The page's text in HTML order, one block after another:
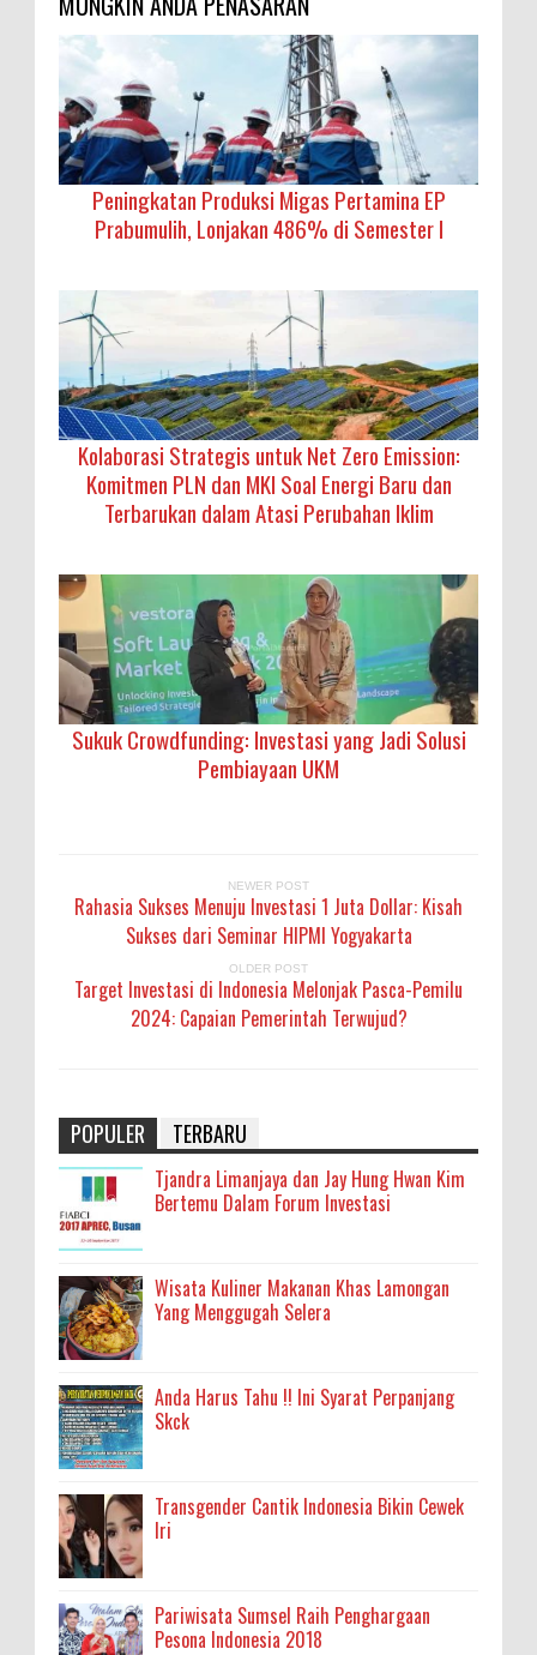
Peningkatan Produksi Migas Pertamina EP
Prabumulih, Lonjakan 486% di Semester I
Kolaborasi Strategis untuk Net Zero Emission:
Komitmen PLN dan MKI Soal Energi Baru dan
Terbarukan dalam Atasi Perubahan Iklim
Sukuk Crowdfunding: Investasi yang Jadi Solusi
Pembiayaan UKM
NEWER POST
Rahasia Sukses Menuju Investasi 1 Juta Dollar: Kisah
Sukses dari Seminar HIPMI Yogyakarta
OLDER POST
Target Investasi di Indonesia Melonjak Pasca-Pemilu
2024: Capaian Pemerintah Terwujud?
POPULER TERBARU
Tjandra Limanjaya dan Jay Hung Hwan Kim
Bertemu Dalam Forum Investasi
Wisata Kuliner Makanan Khas Lamongan
Yang Menggugah Selera
Anda Harus Tahu !! Ini Syarat Perpanjang
Skck
Transgender Cantik Indonesia Bikin Cewek
Iri
Pariwisata Sumsel Raih Penghargaan
Pesona Indonesia 2018